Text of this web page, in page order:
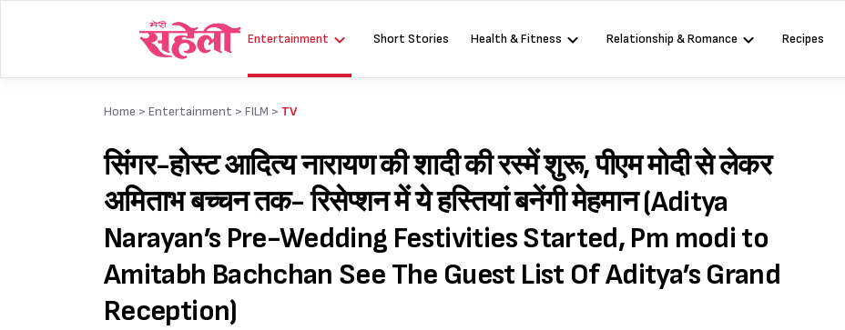
Entertainment Short Stories Health & Fitness Relationship & Romance Recipes
Home > Entertainment > FILM > TV
सिंगर-होस्ट आदित्य नारायण की शादी की रस्में शुरू, पीएम मोदी से लेकर
अमिताभ बच्चन तक- रिसेप्शन में ये हस्तियां बनेंगी मेहमान (Aditya
Narayan’s Pre-Wedding Festivities Started, Pm modi to
Amitabh Bachchan See The Guest List Of Aditya’s Grand
Reception)